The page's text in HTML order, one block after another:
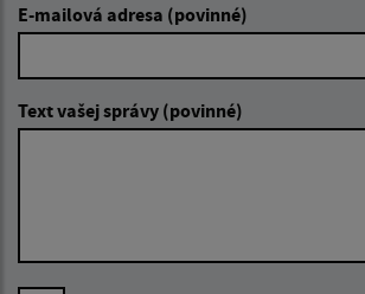
E-mailová adresa (povinné)
Text vašej správy (povinné)